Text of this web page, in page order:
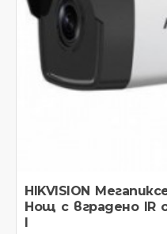
HIKVISION
Нощ с вградено IR
I